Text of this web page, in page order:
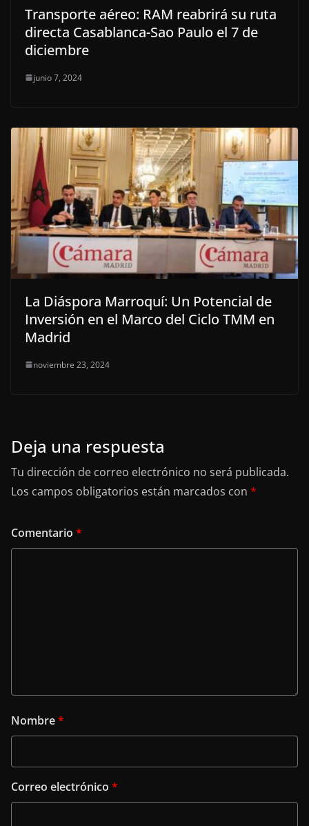
Transporte aéreo: RAM reabrirá su ruta
directa Casablanca-Sao Paulo el 7 de
diciembre
junio 7, 2024
La Diáspora Marroquí: Un Potencial de
Inversión en el Marco del Ciclo TMM en
Madrid
noviembre 23, 2024
Deja una respuesta
Tu dirección de correo electrónico no será publicada.
Los campos obligatorios están marcados con *
Comentario *
Nombre*
Correo electrónico *